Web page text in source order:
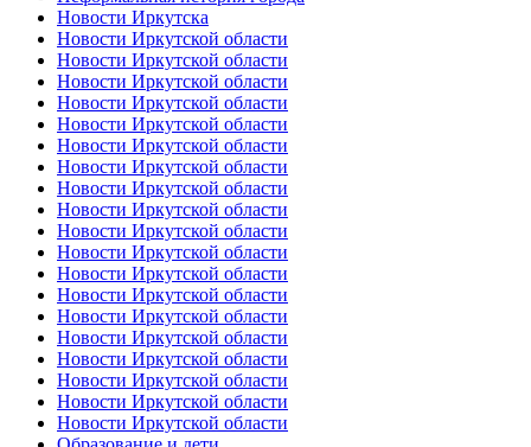
Новости Иркутска
Новости Иркутской области
Новости Иркутской области
Новости Иркутской области
Новости Иркутской области
Новости Иркутской области
Новости Иркутской области
Новости Иркутской области
Новости Иркутской области
Новости Иркутской области
Новости Иркутской области
Новости Иркутской области
Новости Иркутской области
Новости Иркутской области
Новости Иркутской области
Новости Иркутской области
Новости Иркутской области
Новости Иркутской области
Новости Иркутской области
Новости Иркутской области